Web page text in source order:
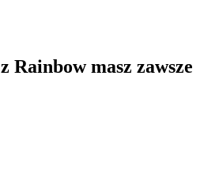
Rainbow masz zawsze